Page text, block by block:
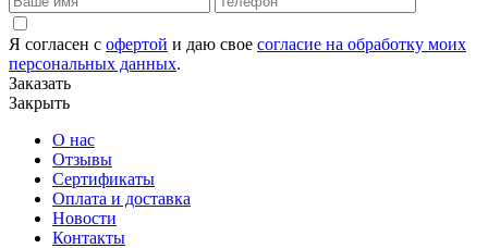
Я согласен с офертой и даю свое согласие на обработку моих
персональных данных.
Заказать
Закрыть
О нас
Отзывы
Сертификаты
Оплата и доставка
Новости
Контакты